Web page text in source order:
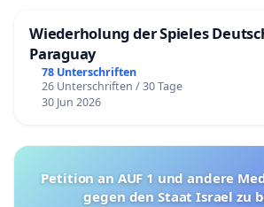
Dieser Inhalt wird von YouTube
Wenn Sie sich dafür entscheiden,
YouTube Ihre IP-Adresse und die
kann gemäß der
Video anzeigen
Wiederholung der Spieles
Paraguay
78 Unterschriften
26 Unterschriften / 30 Tage
30 Jun 2026
Petition an AUF 1 und andere
gegen den Staat Israel zu